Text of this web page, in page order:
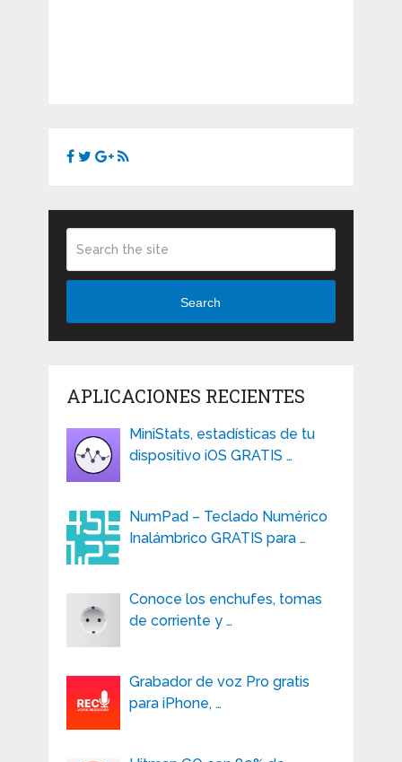
Search
APLICACIONES RECIENTES
MiniStats, estadísticas de tu
dispositivo iOS GRATIS …
NumPad – Teclado Numérico
Inalámbrico GRATIS para …
Conoce los enchufes, tomas
de corriente y …
Grabador de voz Pro gratis
para iPhone, …